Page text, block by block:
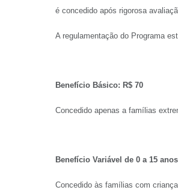
é concedido após rigorosa
A regulamentação do Programa
Benefício Básico: R$ 70
Concedido apenas a famílias
Benefício Variável de 0 a 15
Concedido às famílias com